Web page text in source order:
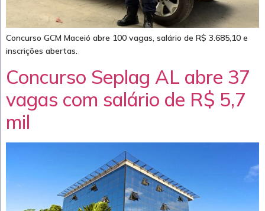
Concurso GCM Maceió abre 100 vagas, salário de R$ 3.685,10 e
inscrições abertas.
Concurso Seplag AL abre 37
vagas com salário de R$ 5,7
mil